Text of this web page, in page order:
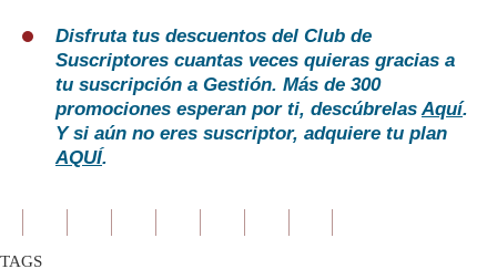
Disfruta tus descuentos del Club de
Suscriptores cuantas veces quieras gracias a
tu suscripción a Gestión. Más de 300
promociones esperan por ti, descúbrelasAquí.
Y si aún no eres suscriptor, adquiere tu plan
AQUÍ.
TAGS